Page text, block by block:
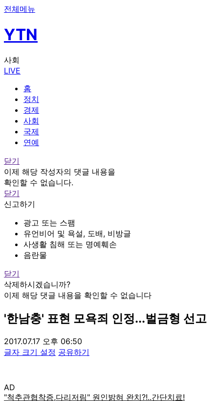
전체메뉴
YTN
사회
LIVE
홈
정치
경제
사회
국제
연예
닫기
이제 해당 작성자의 댓글 내용을
확인할 수 없습니다.
닫기
신고하기
광고 또는 스팸
유언비어 및 욕설, 도배, 비방글
사생활 침해 또는 명예훼손
음란물
닫기
삭제하시겠습니까?
이제 해당 댓글 내용을 확인할 수 없습니다
'한남충' 표현 모욕죄 인정...벌금형 선고
2017.07.17 오후 06:50
글자 크기 설정 공유하기
AD